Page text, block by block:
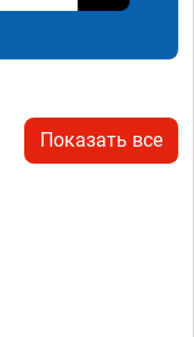
Показать все